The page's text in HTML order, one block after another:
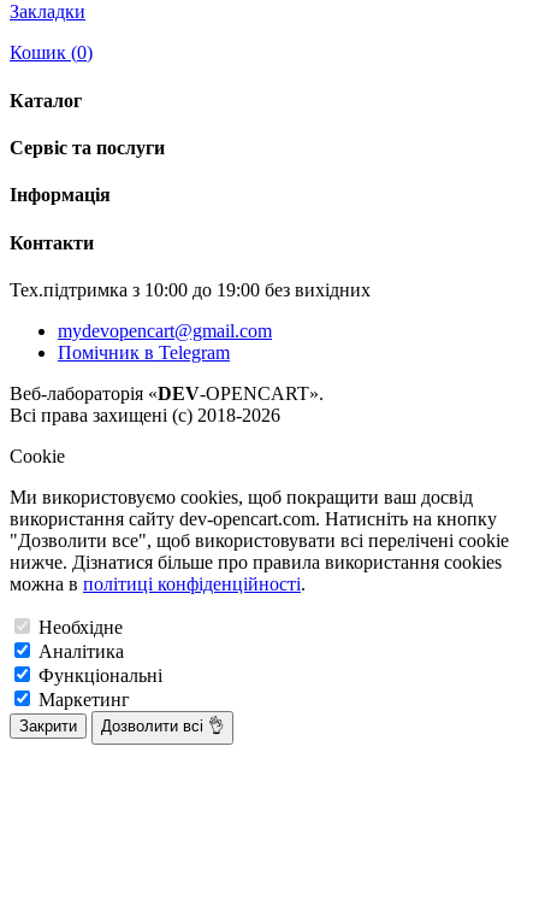
Закладки
Кошик (0)
Каталог
Сервіс та послуги
Інформація
Контакти
Тех.підтримка з 10:00 до 19:00 без вихідних
mydevopencart@gmail.com
Помічник в Telegram
Веб-лабораторія «DEV-OPENCART».
Всі права захищені (с) 2018-2026
Cookie
Ми використовуємо cookies, щоб покращити ваш досвід
використання сайту dev-opencart.com. Натисніть на кнопку
"Дозволити все", щоб використовувати всі перелічені cookie
нижче. Дізнатися більше про правила використання cookies
можна в політиці конфіденційності.
Необхідне
Аналітика
Функціональні
Маркетинг
Закрити Дозволити всі 👌